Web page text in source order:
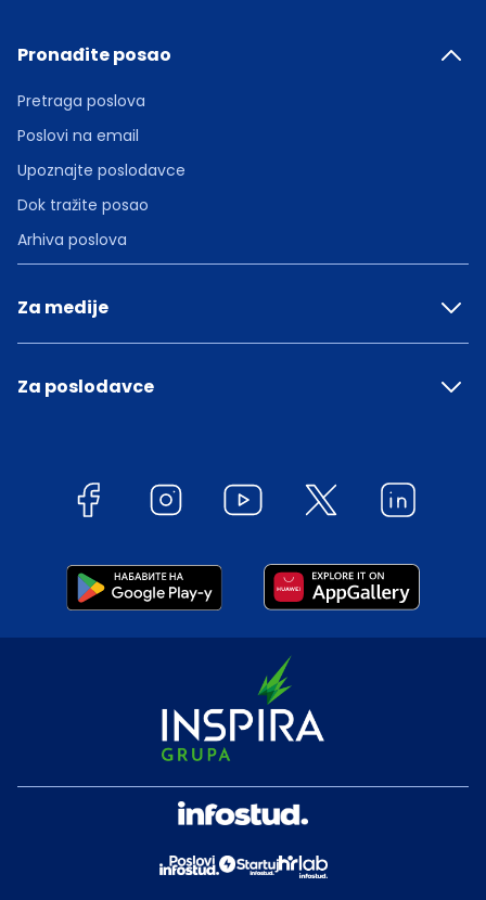
Pronađite posao
Pretraga poslova
Poslovi na email
Upoznajte poslodavce
Dok tražite posao
Arhiva poslova
Za medije
Za poslodavce